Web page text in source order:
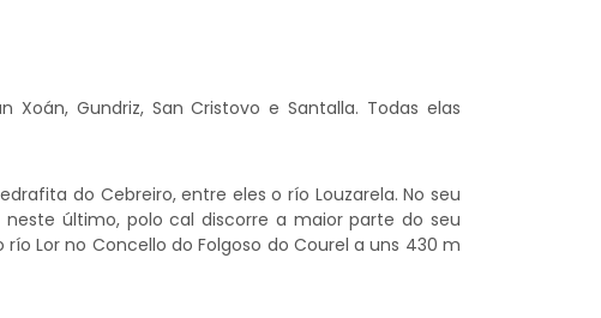
Gundriz, San Cristovo e Santalla. Todas elas
do Cebreiro, entre eles o río Louzarela. No seu
último, polo cal discorre a maior parte do seu
Lor no Concello do Folgoso do Courel a uns 430 m